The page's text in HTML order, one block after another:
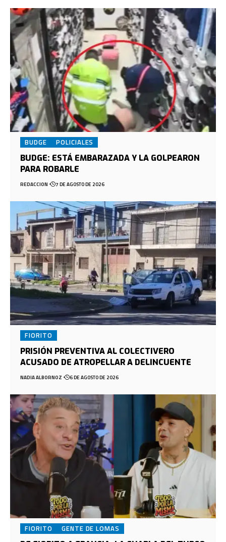
BUDGE POLICIALES
BUDGE: ESTÁ EMBARAZADA Y LA GOLPEARON
PARA ROBARLE
REDACCION 7 DE AGOSTO DE 2026
FIORITO
PRISIÓN PREVENTIVA AL COLECTIVERO
ACUSADO DE ATROPELLAR A DELINCUENTE
NADIA ALBORNOZ 6 DE AGOSTO DE 2026
FIORITO GENTE DE LOMAS